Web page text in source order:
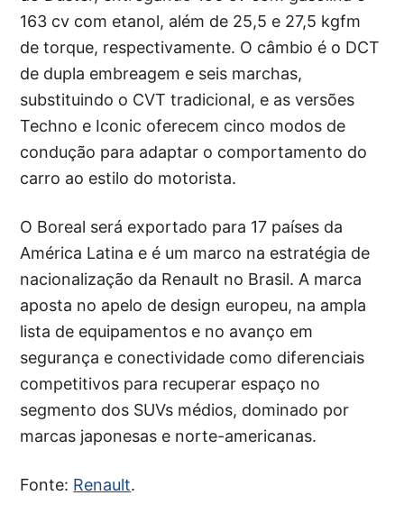
163 cv com etanol, além de 25,5 e 27,5 kgfm
de torque, respectivamente. O câmbio é o DCT
de dupla embreagem e seis marchas,
substituindo o CVT tradicional, e as versões
Techno e Iconic oferecem cinco modos de
condução para adaptar o comportamento do
carro ao estilo do motorista.
O Boreal será exportado para 17 países da
América Latina e é um marco na estratégia de
nacionalização da Renault no Brasil. A marca
aposta no apelo de design europeu, na ampla
lista de equipamentos e no avanço em
segurança e conectividade como diferenciais
competitivos para recuperar espaço no
segmento dos SUVs médios, dominado por
marcas japonesas e norte-americanas.
Fonte: Renault.